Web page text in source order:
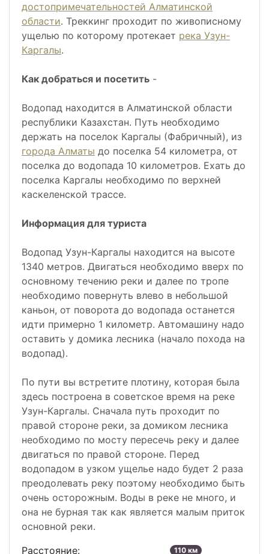
достопримечательностей Алматинской
области. Треккинг проходит по живописному
ущелью по которому протекает река Узун-
Каргалы.
Как добраться и посетить -
Водопад находится в Алматинской области
республики Казахстан. Путь необходимо
держать на поселок Каргалы (Фабричный), из
города Алматы до поселка 54 километра, от
поселка до водопада 10 километров. Ехать до
поселка Каргалы необходимо по верхней
каскеленской трассе.
Информация для туриста
Водопад Узун-Каргалы находится на высоте
1340 метров. Двигаться необходимо вверх по
основному течению реки и далее по тропе
необходимо повернуть влево в небольшой
каньон, от поворота до водопада останется
идти примерно 1 километр. Автомашину надо
оставить у домика лесника (начало похода на
водопад).
По пути вы встретите плотину, которая была
здесь построена в советское время на реке
Узун-Каргалы. Сначала путь проходит по
правой стороне реки, за домиком лесника
необходимо по мосту пересечь реку и далее
двигаться по правой стороне. Перед
водопадом в узком ущелье надо будет 2 раза
преодолевать реку поэтому необходимо быть
очень осторожным. Воды в реке не много, и
она не бурная так как является малым приток
основной реки.
Расстояние:
110 км